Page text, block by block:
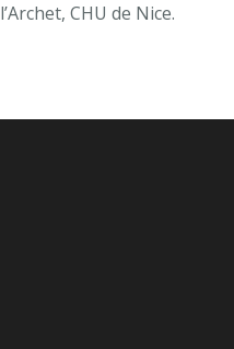
l’Archet, CHU de Nice.